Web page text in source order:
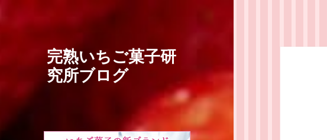
完熟いちご菓子研
究所ブログ